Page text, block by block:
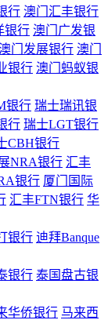
行 澳门汇丰银行
银行 澳门广发银
门发展银行 澳门
银行 澳门蚂蚁银
银行 瑞士瑞讯银
行 瑞士LGT银行
CBH银行
NRA银行 汇丰
银行 厦门国际
汇丰FTN银行 华
银行 迪拜Banque
银行 泰国盘古银
华侨银行 马来西